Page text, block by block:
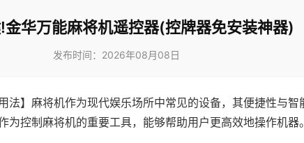
金华万能麻将机遥控器(控牌器免安装神器)
发布时间：2026年08月08日
法】麻将机作为现代娱乐场所中常见的设备，其便捷性与智
为控制麻将机的重要工具，能够帮助用户更高效地操作机器。